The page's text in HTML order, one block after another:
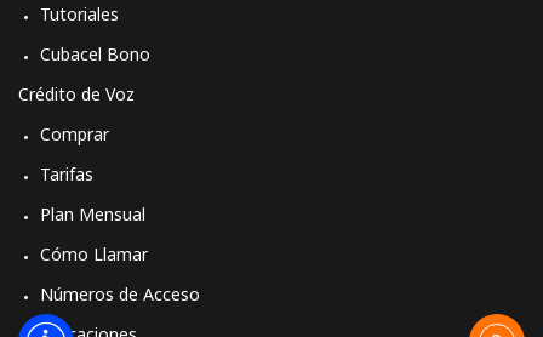
Tutoriales
Cubacel Bono
Crédito de Voz
Comprar
Tarifas
Plan Mensual
Cómo Llamar
Números de Acceso